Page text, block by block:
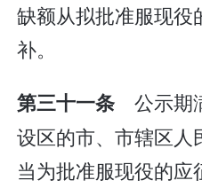
缺额从拟批准服现役
补。
第三十一条 公示期
设区的市、市辖区人
当为批准服现役的应